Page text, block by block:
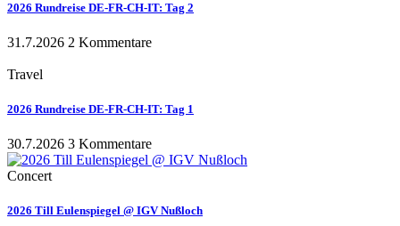
2026 Rundreise DE-FR-CH-IT: Tag 2
31.7.2026 2 Kommentare
Travel
2026 Rundreise DE-FR-CH-IT: Tag 1
30.7.2026 3 Kommentare
Concert
2026 Till Eulenspiegel @ IGV Nußloch